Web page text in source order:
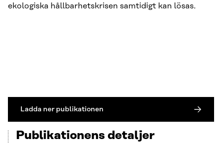
ekologiska hållbarhetskrisen samtidigt kan lösas.
Ladda ner publikationen
Publikationens detaljer